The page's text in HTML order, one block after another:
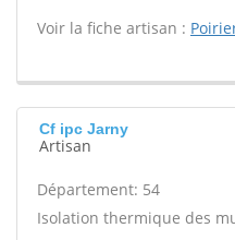
Voir la fiche artisan :
Cf ipc Jarny
Artisan
Département: 54
Isolation thermique des